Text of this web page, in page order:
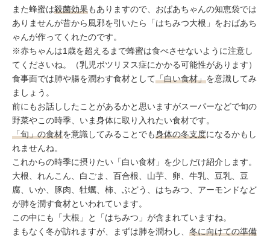
また蜂蜜は殺菌効果もありますので、おばあちゃんの知恵袋では
ありませんが昔から風邪を引いたら「はちみつ大根」をおばあち
ゃんが作ってくれたのです。
※赤ちゃんは1歳を超えるまで蜂蜜は食べさせないように注意し
てくださいね。（乳児ボツリヌス症にかかる可能性があります）
食事面では肺や腸を潤わす食材として「白い食材」を意識してみ
ましょう。
前にもお話ししたことがあるかと思いますがスーパーなどで旬の
野菜やこの時季、いま身体に取り入れたい食材です。
「旬」の食材を意識してみることでも身体の冬支度になるかもし
れませんね。
これからの時季に摂りたい「白い食材」を少しだけ紹介します。
大根、れんこん、白ごま、百合根、山芋、卵、牛乳、豆乳、豆
腐、いか、豚肉、牡蠣、柿、ぶどう、はちみつ、アーモンドなど
が肺を潤す食材といわれています。
この中にも「大根」と「はちみつ」が含まれていますね。
まもなく冬が訪れますが、まずは肺を潤わし、 冬に向けての準備